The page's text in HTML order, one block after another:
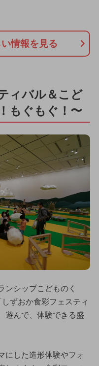
情報を見る
ィバル＆こど
もぐもぐ！〜
ンシップこどものく
ずおか食彩フェスティ
遊んで、体験できる盛
にした造形体験やフォ